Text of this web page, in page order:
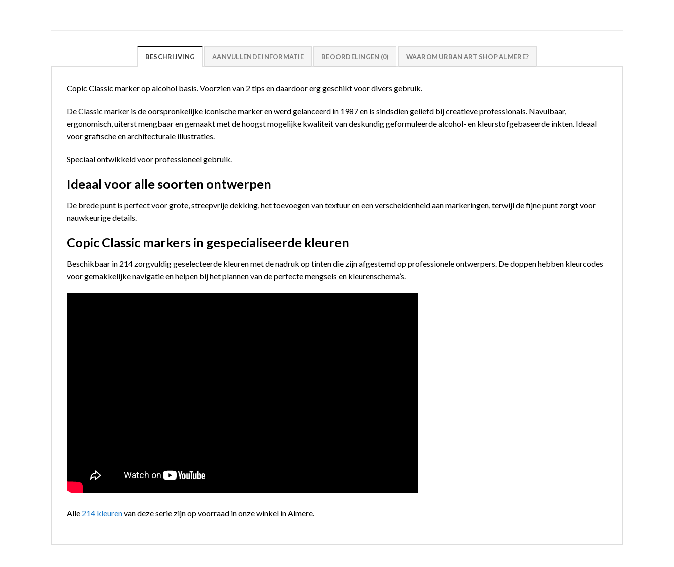
BESCHRIJVING AANVULLENDE INFORMATIE BEOORDELINGEN (0) WAAROM URBAN ART SHOP ALMERE?
Copic Classic marker op alcohol basis. Voorzien van 2 tips en daardoor erg geschikt voor divers gebruik.
De Classic marker is de oorspronkelijke iconische marker en werd gelanceerd in 1987 en is sindsdien geliefd bij creatieve professionals. Navulbaar,
ergonomisch, uiterst mengbaar en gemaakt met de hoogst mogelijke kwaliteit van deskundig geformuleerde alcohol- en kleurstofgebaseerde inkten. Ideaal
voor grafische en architecturale illustraties.
Speciaal ontwikkeld voor professioneel gebruik.
Ideaal voor alle soorten ontwerpen
De brede punt is perfect voor grote, streepvrije dekking, het toevoegen van textuur en een verscheidenheid aan markeringen, terwijl de fijne punt zorgt voor
nauwkeurige details.
Copic Classic markers in gespecialiseerde kleuren
Beschikbaar in 214 zorgvuldig geselecteerde kleuren met de nadruk op tinten die zijn afgestemd op professionele ontwerpers. De doppen hebben kleurcodes
voor gemakkelijke navigatie en helpen bij het plannen van de perfecte mengsels en kleurenschema’s.
Alle 214 kleurenvan deze serie zijn op voorraad in onze winkel in Almere.